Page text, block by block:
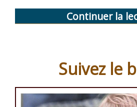
Continuer la
Suivez le